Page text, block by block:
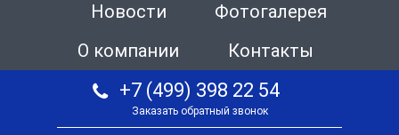
Новости
Фотогалерея
О компании
Контакты
+7 (499) 398 22 54
Заказать обратный звонок